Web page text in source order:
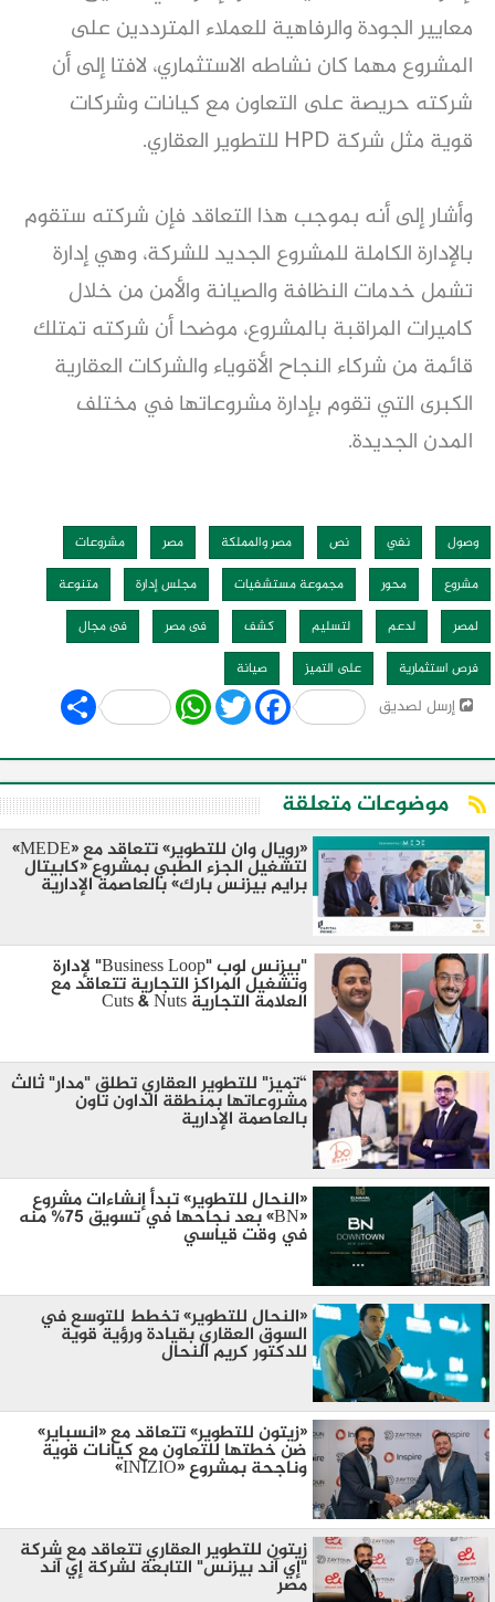
معايير الجودة والرفاهية للعملاء المترددين على
المشروع مهما كان نشاطه الاستثماري، لافتا إلى أن
شركته حريصة على التعاون مع كيانات وشركات
قوية مثل شركة HPD للتطوير العقاري.
وأشار إلى أنه بموجب هذا التعاقد فإن شركته ستقوم
بالإدارة الكاملة للمشروع الجديد للشركة، وهي إدارة
تشمل خدمات النظافة والصيانة والأمن من خلال
كاميرات المراقبة بالمشروع، موضحا أن شركته تمتلك
قائمة من شركاء النجاح الأقوياء والشركات العقارية
الكبرى التي تقوم بإدارة مشروعاتها في مختلف
المدن الجديدة.
وصول نفي نص مصر والمملكة مصر
مشروعات
مشروع
محور مجموعة مستشفيات مجلس إدارة
متنوعة
لمصر
لدعم لتسليم كشف فى مصر
فى مجال
فرص استثمارية
على التميز صيانة
إرسل لصديق Share WhatsApp
Twitter Facebook
موضوعات متعلقة
«رويال وان للتطوير» تتعاقد مع «MEDE»
لتشغيل الجزء الطبي بمشروع «كابيتال
برايم بيزنس بارك» بالعاصمة الإدارية
"بيزنس لوب "Business Loop" لإدارة
وتشغيل المراكز التجارية تتعاقد مع
العلامة التجارية Cuts & Nuts
“تميز" للتطوير العقاري تطلق "مدار" ثالث
مشروعاتها بمنطقة الداون تاون
بالعاصمة الإدارية
«النحال للتطوير» تبدأ إنشاءات مشروع
«BN» بعد نجاحها في تسويق 75% منه
في وقت قياسي
«النحال للتطوير» تخطط للتوسع في
السوق العقاري بقيادة ورؤية قوية
للدكتور كريم النحال
«زيتون للتطوير» تتعاقد مع «انسباير»
ضن خطتها للتعاون مع كيانات قوية
وناجحة بمشروع «INIZIO»
زيتون للتطوير العقاري تتعاقد مع شركة
"إي آند بيزنس" التابعة لشركة إي آند
مصر